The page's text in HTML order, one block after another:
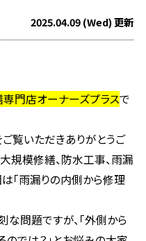
2025.04.09 (Wed) 更新
門店オーナーズプラスで
覧いただきありがとうご
大規模修繕、防水工事、雨漏
「雨漏りの内側から修理
問題ですが、「外側から